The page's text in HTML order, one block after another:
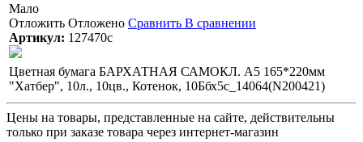
Мало
Отложить Отложено Сравнить В сравнении
Артикул: 127470с
Цветная бумага БАРХАТНАЯ САМОКЛ. А5 165*220мм
"Хатбер", 10л., 10цв., Котенок, 10Ббх5с_14064(N200421)
Цены на товары, представленные на сайте, действительны
только при заказе товара через интернет-магазин